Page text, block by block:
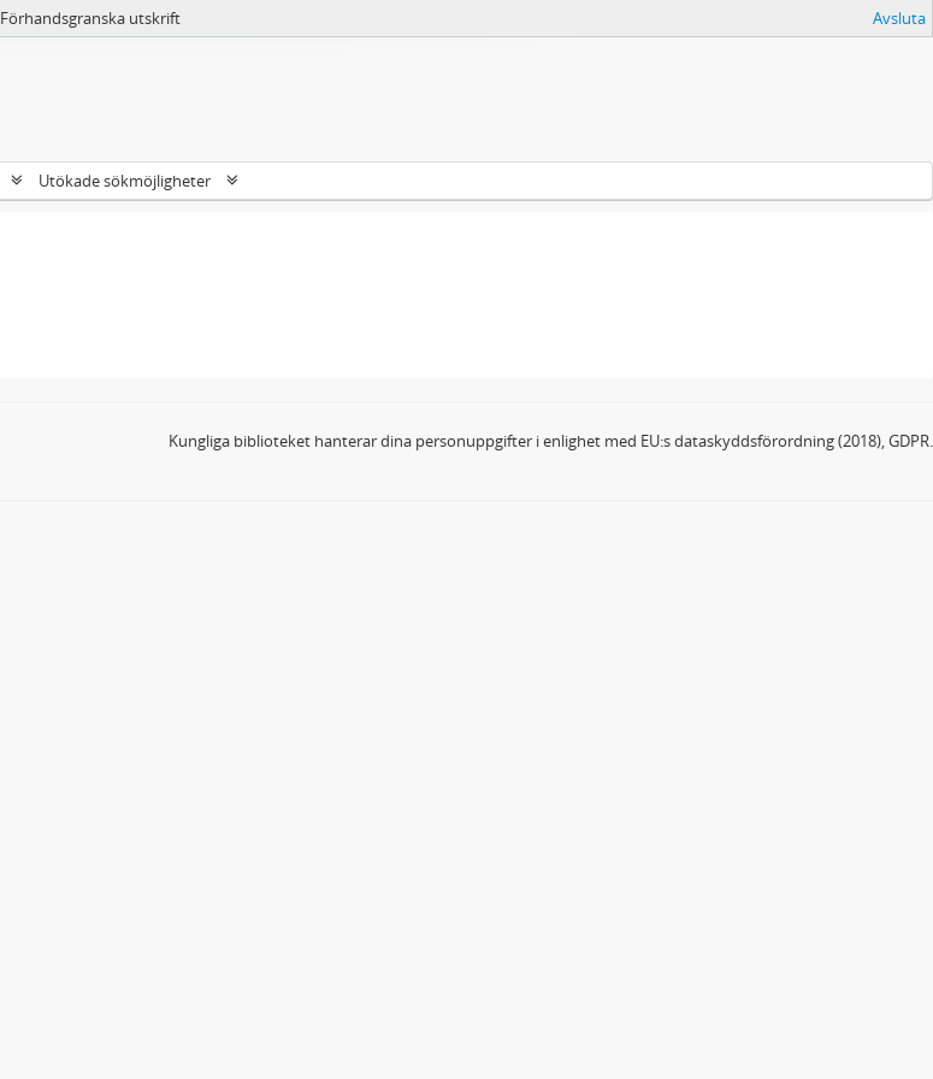
Förhandsgranska utskrift Avsluta
Utökade sökmöjligheter
Kungliga biblioteket hanterar dina personuppgifter i enlighet med EU:s dataskyddsförordning (2018), GDPR.